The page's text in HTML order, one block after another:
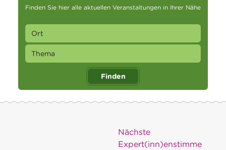
Finden Sie hier alle aktuellen Veranstaltungen in Ihrer Nähe
Finden
Nächste
Expert(inn)enstimme